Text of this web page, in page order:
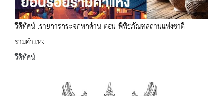
วีดีทัศน์ :รายการกระจกหกด้าน ตอน พิพิธภัณฑสถานแห่งชาติ
รามคำแหง
วีดิทัศน์